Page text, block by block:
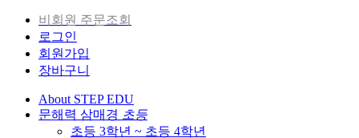
비회원 주문조회
로그인
회원가입
장바구니
About STEP EDU
문해력 삼매경 초등
초등 3학년 ~ 초등 4학년